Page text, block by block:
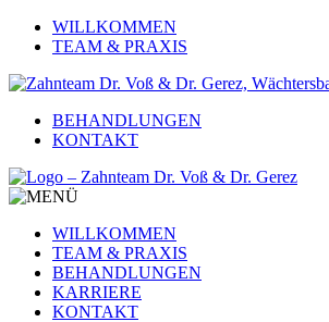
WILLKOMMEN
TEAM & PRAXIS
BEHANDLUNGEN
KONTAKT
WILLKOMMEN
TEAM & PRAXIS
BEHANDLUNGEN
KARRIERE
KONTAKT